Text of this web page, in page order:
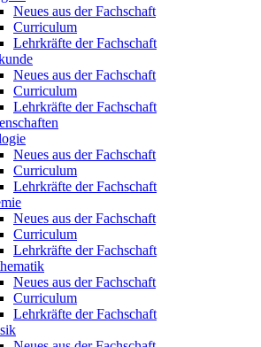
Neues aus der Fachschaft
Curriculum
Lehrkräfte der Fachschaft
Neues aus der Fachschaft
Curriculum
Lehrkräfte der Fachschaft
Neues aus der Fachschaft
Curriculum
Lehrkräfte der Fachschaft
Neues aus der Fachschaft
Curriculum
Lehrkräfte der Fachschaft
Neues aus der Fachschaft
Curriculum
Lehrkräfte der Fachschaft